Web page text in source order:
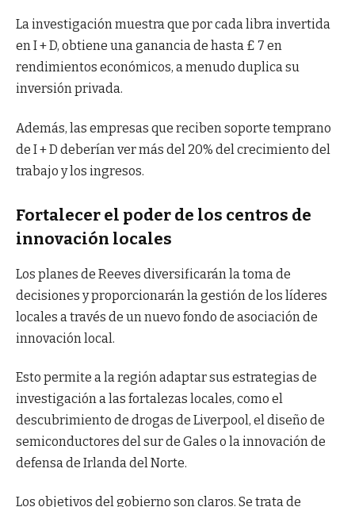
La investigación muestra que por cada libra invertida
en I + D, obtiene una ganancia de hasta £ 7 en
rendimientos económicos, a menudo duplica su
inversión privada.
Además, las empresas que reciben soporte temprano
de I + D deberían ver más del 20% del crecimiento del
trabajo y los ingresos.
Fortalecer el poder de los centros de
innovación locales
Los planes de Reeves diversificarán la toma de
decisiones y proporcionarán la gestión de los líderes
locales a través de un nuevo fondo de asociación de
innovación local.
Esto permite a la región adaptar sus estrategias de
investigación a las fortalezas locales, como el
descubrimiento de drogas de Liverpool, el diseño de
semiconductores del sur de Gales o la innovación de
defensa de Irlanda del Norte.
Los objetivos del gobierno son claros. Se trata de